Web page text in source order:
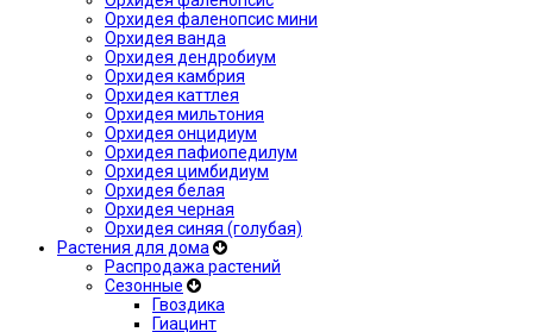
Орхидея фаленопсис мини
Орхидея ванда
Орхидея дендробиум
Орхидея камбрия
Орхидея каттлея
Орхидея мильтония
Орхидея онцидиум
Орхидея пафиопедилум
Орхидея цимбидиум
Орхидея белая
Орхидея черная
Орхидея синяя (голубая)
Растения для дома
Распродажа растений
Сезонные
Гвоздика
Гиацинт